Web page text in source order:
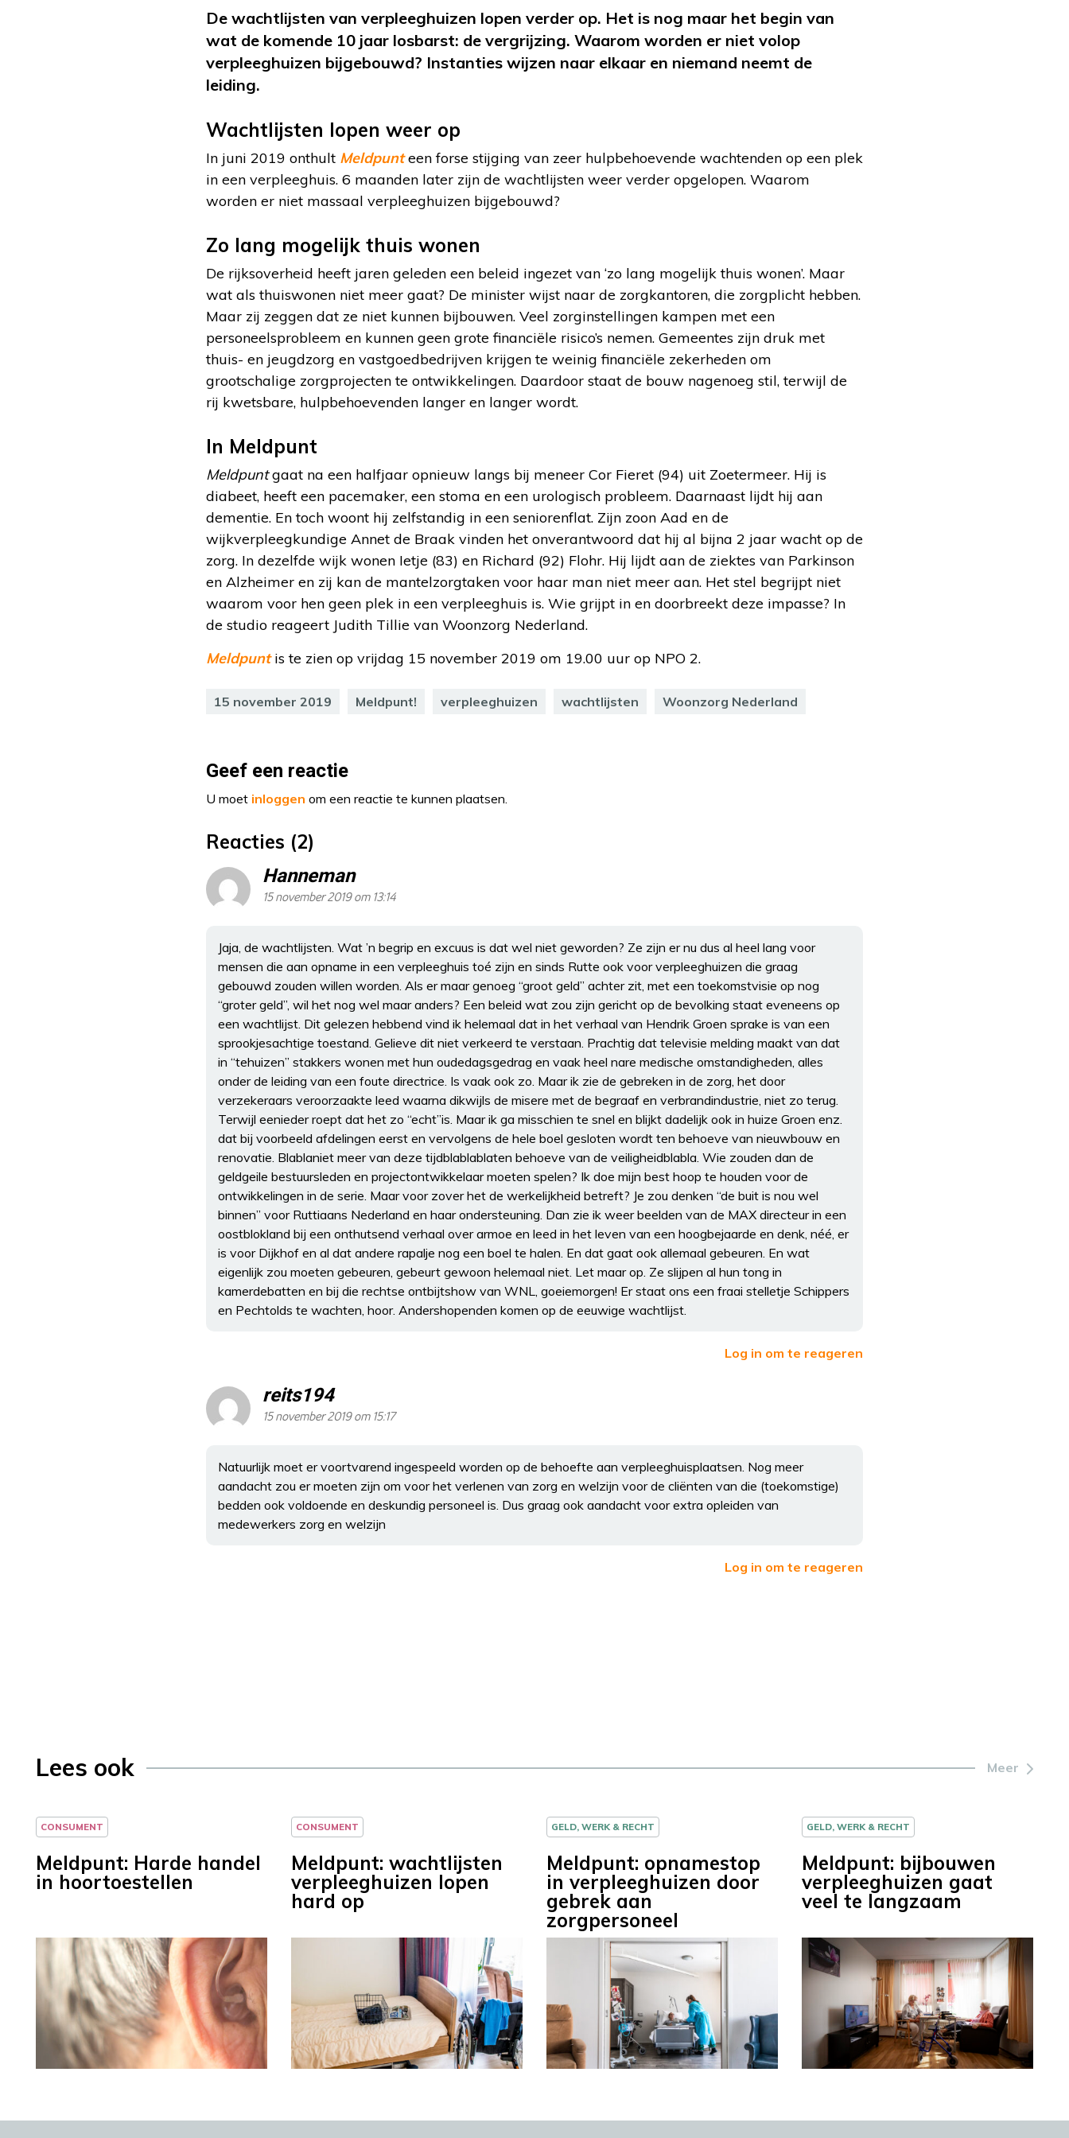
De wachtlijsten van verpleeghuizen lopen verder op. Het is nog maar het begin van
wat de komende 10 jaar losbarst: de vergrijzing. Waarom worden er niet volop
verpleeghuizen bijgebouwd? Instanties wijzen naar elkaar en niemand neemt de
leiding.
Wachtlijsten lopen weer op
In juni 2019 onthult Meldpunteen forse stijging van zeer hulpbehoevende wachtenden op een plek
in een verpleeghuis. 6 maanden later zijn de wachtlijsten weer verder opgelopen. Waarom
worden er niet massaal verpleeghuizen bijgebouwd?
Zo lang mogelijk thuis wonen
De rijksoverheid heeft jaren geleden een beleid ingezet van ‘zo lang mogelijk thuis wonen’. Maar
wat als thuiswonen niet meer gaat? De minister wijst naar de zorgkantoren, die zorgplicht hebben.
Maar zij zeggen dat ze niet kunnen bijbouwen. Veel zorginstellingen kampen met een
personeelsprobleem en kunnen geen grote financiële risico’s nemen. Gemeentes zijn druk met
thuis- en jeugdzorg en vastgoedbedrijven krijgen te weinig financiële zekerheden om
grootschalige zorgprojecten te ontwikkelingen. Daardoor staat de bouw nagenoeg stil, terwijl de
rij kwetsbare, hulpbehoevenden langer en langer wordt.
In Meldpunt
Meldpuntgaat na een halfjaar opnieuw langs bij meneer Cor Fieret (94) uit Zoetermeer. Hij is
diabeet, heeft een pacemaker, een stoma en een urologisch probleem. Daarnaast lijdt hij aan
dementie. En toch woont hij zelfstandig in een seniorenflat. Zijn zoon Aad en de
wijkverpleegkundige Annet de Braak vinden het onverantwoord dat hij al bijna 2 jaar wacht op de
zorg. In dezelfde wijk wonen Ietje (83) en Richard (92) Flohr. Hij lijdt aan de ziektes van Parkinson
en Alzheimer en zij kan de mantelzorgtaken voor haar man niet meer aan. Het stel begrijpt niet
waarom voor hen geen plek in een verpleeghuis is. Wie grijpt in en doorbreekt deze impasse? In
de studio reageert Judith Tillie van Woonzorg Nederland.
Meldpuntis te zien op vrijdag 15 november 2019 om 19.00 uur op NPO 2.
15 november 2019 Meldpunt! verpleeghuizen wachtlijsten Woonzorg Nederland
Geef een reactie
U moet inloggen om een reactie te kunnen plaatsen.
Reacties (2)
Hanneman
15 november 2019 om 13:14
Jaja, de wachtlijsten. Wat ’n begrip en excuus is dat wel niet geworden? Ze zijn er nu dus al heel lang voor
mensen die aan opname in een verpleeghuis toé zijn en sinds Rutte ook voor verpleeghuizen die graag
gebouwd zouden willen worden. Als er maar genoeg “groot geld” achter zit, met een toekomstvisie op nog
“groter geld”, wil het nog wel maar anders? Een beleid wat zou zijn gericht op de bevolking staat eveneens op
een wachtlijst. Dit gelezen hebbend vind ik helemaal dat in het verhaal van Hendrik Groen sprake is van een
sprookjesachtige toestand. Gelieve dit niet verkeerd te verstaan. Prachtig dat televisie melding maakt van dat
in “tehuizen” stakkers wonen met hun oudedagsgedrag en vaak heel nare medische omstandigheden, alles
onder de leiding van een foute directrice. Is vaak ook zo. Maar ik zie de gebreken in de zorg, het door
verzekeraars veroorzaakte leed waarna dikwijls de misere met de begraaf en verbrandindustrie, niet zo terug.
Terwijl eenieder roept dat het zo “echt”is. Maar ik ga misschien te snel en blijkt dadelijk ook in huize Groen enz.
dat bij voorbeeld afdelingen eerst en vervolgens de hele boel gesloten wordt ten behoeve van nieuwbouw en
renovatie. Blablaniet meer van deze tijdblablablaten behoeve van de veiligheidblabla. Wie zouden dan de
geldgeile bestuursleden en projectontwikkelaar moeten spelen? Ik doe mijn best hoop te houden voor de
ontwikkelingen in de serie. Maar voor zover het de werkelijkheid betreft? Je zou denken “de buit is nou wel
binnen” voor Ruttiaans Nederland en haar ondersteuning. Dan zie ik weer beelden van de MAX directeur in een
oostblokland bij een onthutsend verhaal over armoe en leed in het leven van een hoogbejaarde en denk, néé, er
is voor Dijkhof en al dat andere rapalje nog een boel te halen. En dat gaat ook allemaal gebeuren. En wat
eigenlijk zou moeten gebeuren, gebeurt gewoon helemaal niet. Let maar op. Ze slijpen al hun tong in
kamerdebatten en bij die rechtse ontbijtshow van WNL, goeiemorgen! Er staat ons een fraai stelletje Schippers
en Pechtolds te wachten, hoor. Andershopenden komen op de eeuwige wachtlijst.
Log in om te reageren
reits194
15 november 2019 om 15:17
Natuurlijk moet er voortvarend ingespeeld worden op de behoefte aan verpleeghuisplaatsen. Nog meer
aandacht zou er moeten zijn om voor het verlenen van zorg en welzijn voor de cliënten van die (toekomstige)
bedden ook voldoende en deskundig personeel is. Dus graag ook aandacht voor extra opleiden van
medewerkers zorg en welzijn
Log in om te reageren
Lees ook Meer
CONSUMENT
Meldpunt: Harde handel
in hoortoestellen
CONSUMENT
Meldpunt: wachtlijsten
verpleeghuizen lopen
hard op
GELD, WERK & RECHT
Meldpunt: opnamestop
in verpleeghuizen door
gebrek aan
zorgpersoneel
GELD, WERK & RECHT
Meldpunt: bijbouwen
verpleeghuizen gaat
veel te langzaam